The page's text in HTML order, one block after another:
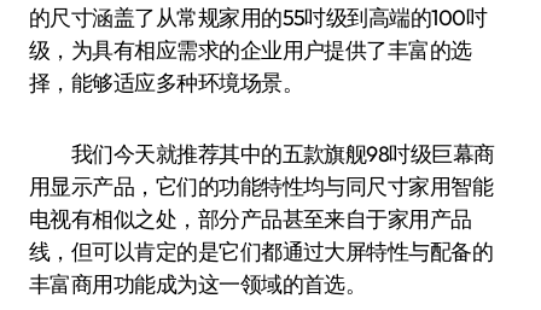
的尺寸涵盖了从常规家用的55吋级到高端的100吋
级，为具有相应需求的企业用户提供了丰富的选
择，能够适应多种环境场景。
我们今天就推荐其中的五款旗舰98吋级巨幕商
用显示产品，它们的功能特性均与同尺寸家用智能
电视有相似之处，部分产品甚至来自于家用产品
线，但可以肯定的是它们都通过大屏特性与配备的
丰富商用功能成为这一领域的首选。